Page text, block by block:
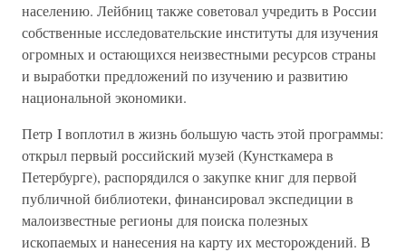
населению. Лейбниц также советовал учредить в России
собственные исследовательские институты для изучения
огромных и остающихся неизвестными ресурсов страны
и выработки предложений по изучению и развитию
национальной экономики.
Петр I воплотил в жизнь большую часть этой программы:
открыл первый российский музей (Кунсткамера в
Петербурге), распорядился о закупке книг для первой
публичной библиотеки, финансировал экспедиции в
малоизвестные регионы для поиска полезных
ископаемых и нанесения на карту их месторождений. В